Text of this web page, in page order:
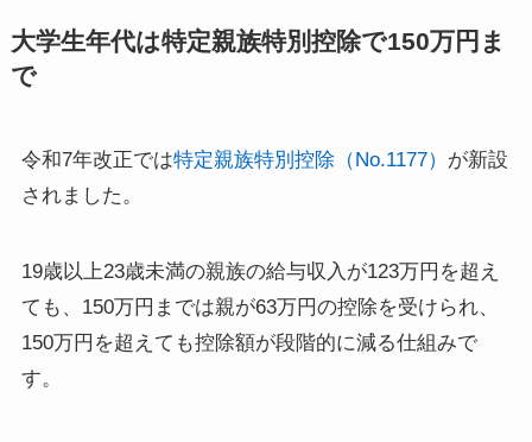
大学生年代は特定親族特別控除で150万円ま
で
令和7年改正では特定親族特別控除（No.1177） が新設
されました。
19歳以上23歳未満の親族の給与収入が123万円を超え
ても、150万円までは親が63万円の控除を受けられ、
150万円を超えても控除額が段階的に減る仕組みで
す。